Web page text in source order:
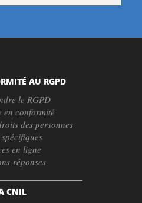
AU RGPD
le RGPD
en conformité
des personnes
en ligne
réponses
CNIL